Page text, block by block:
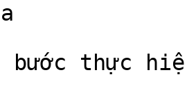
bước thực